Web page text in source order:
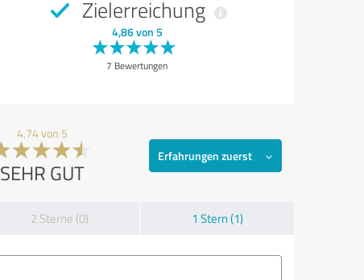
Zielerreichung
4,86 von 5
7 Bewertungen
4,74 von 5
SEHR GUT
Erfahrungen zuerst
2 Sterne (0) 1 Stern (1)